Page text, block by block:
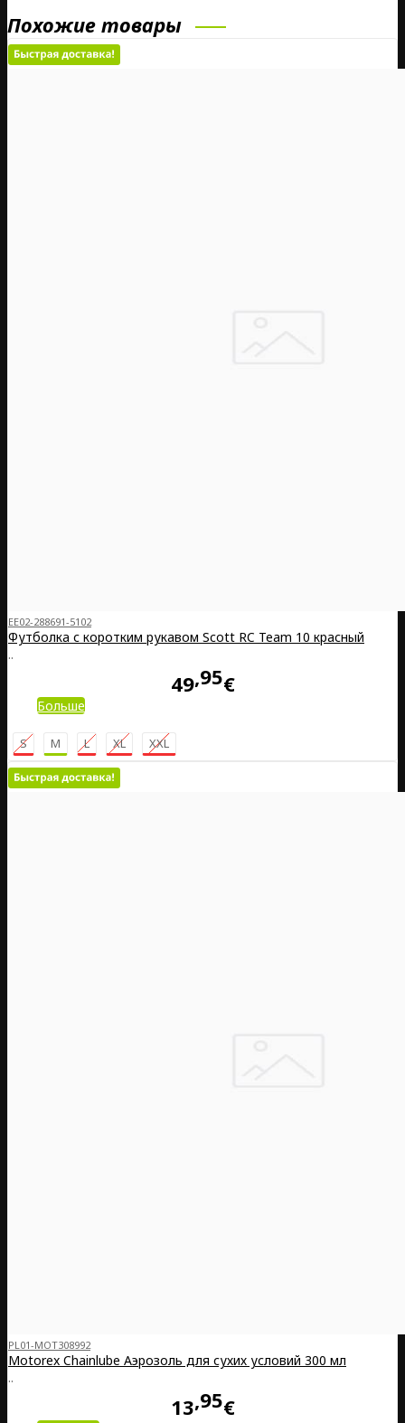
Похожие товары
EE02-288691-5102
Футболка с коротким рукавом Scott RC Team 10 красный
..
49 95€
Больше
S M L XL XXL
PL01-MOT308992
Motorex Chainlube Аэрозоль для сухих условий 300 мл
..
13 95€